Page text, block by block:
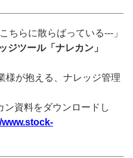
ちらに散らばっている---」
ジツール「ナレカン」
様が抱える、ナレッジ管理
ン資料をダウンロードし
www.stock-